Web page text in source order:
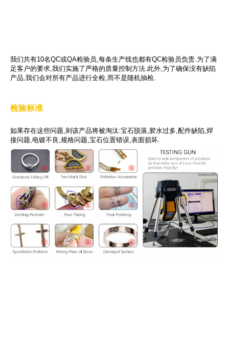
我们共有10名QC或QA检验员,每条生产线也都有QC检验员负责.为了满
足客户的要求,我们实施了严格的质量控制方法.此外,为了确保没有缺陷
产品,我们会对所有产品进行全检,而不是随机抽检.
检验标准
如果存在这些问题,则该产品将被淘汰:宝石脱落,胶水过多,配件缺陷,焊
接问题,电镀不良,规格问题,宝石位置错误,表面损坏.